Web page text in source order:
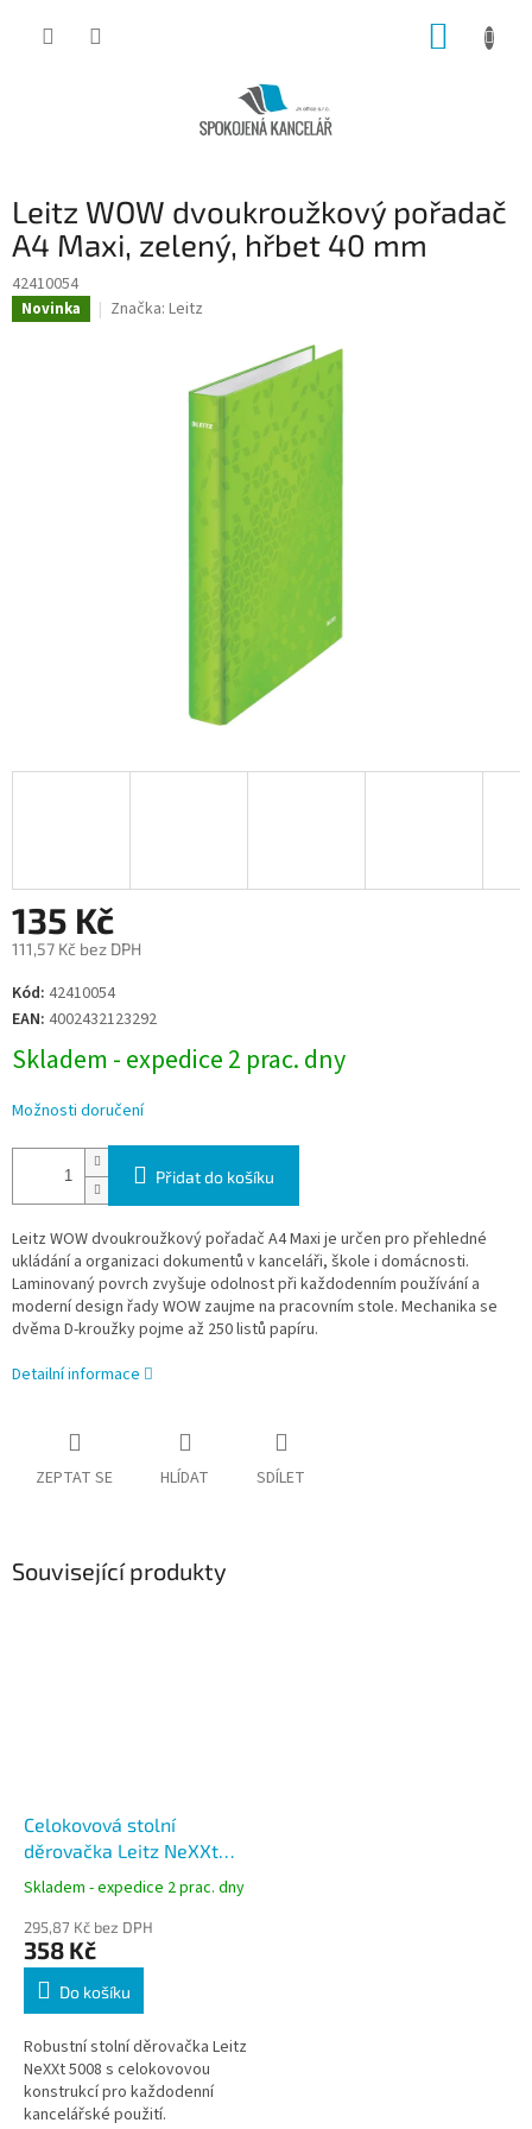
Leitz WOW dvoukroužkový pořadač
A4 Maxi, zelený, hřbet 40 mm
42410054
Novinka Značka: Leitz
135 Kč
111,57 Kč bez DPH
Měrná
cena:
Kód: 42410054
EAN: 4002432123292
Skladem - expedice 2 prac. dny
Možnosti doručení
Přidat do košíku
Leitz WOW dvoukroužkový pořadač A4 Maxi je určen pro přehledné
ukládání a organizaci dokumentů v kanceláři, škole i domácnosti.
Laminovaný povrch zvyšuje odolnost při každodenním používání a
moderní design řady WOW zaujme na pracovním stole. Mechanika se
dvěma D-kroužky pojme až 250 listů papíru.
Detailní informace
ZEPTAT SE HLÍDAT SDÍLET
Související produkty
Celokovová stolní
děrovačka Leitz NeXXt
5008, kapacita 30 listů,
Skladem - expedice 2 prac. dny
295,87 Kč bez DPH
358 Kč
Do košíku
Robustní stolní děrovačka Leitz
NeXXt 5008 s celokovovou
konstrukcí pro každodenní
kancelářské použití.